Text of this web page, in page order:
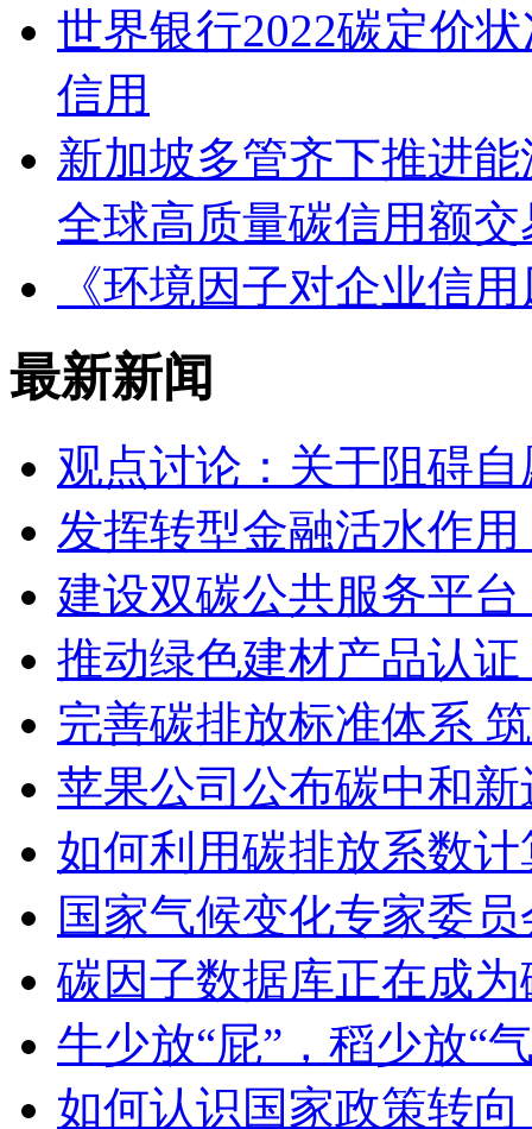
世界银行2022碳定价
信用
新加坡多管齐下推进
全球高质量碳信用额
《环境因子对企业信
最新新闻
观点讨论：关于阻碍
发挥转型金融活水作
建设双碳公共服务平
推动绿色建材产品认
完善碳排放标准体系
苹果公司公布碳中和
如何利用碳排放系数
国家气候变化专家委
碳因子数据库正在成
牛少放“屁”，稻少放“
如何认识国家政策转